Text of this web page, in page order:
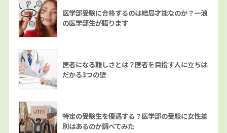
医学部受験に合格するのは結局才能なのか？一浪
の医学部生が語ります
医者になる難しさとは？医者を目指す人に立ちは
だかる3つの壁
特定の受験生を優遇する？医学部の受験に女性差
別はあるのか調べてみた